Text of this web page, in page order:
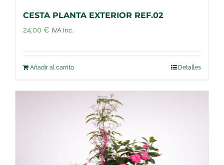
CESTA PLANTA EXTERIOR REF.02
24,00 € IVA inc.
Añadir al carrito Detalles